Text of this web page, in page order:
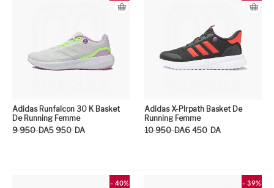
Adidas Runfalcon 30 K Basket
De Running Femme
9 950 DA
Le prix initial était : 9 950DA.
5 950 DA
Le prix actuel est : 5 950DA.
Adidas X-Plrpath Basket De
Running Femme
10 950 DA
Le prix initial était : 10 950DA.
6 450 DA
Le prix actuel est : 6 450DA.
- 40% - 39%